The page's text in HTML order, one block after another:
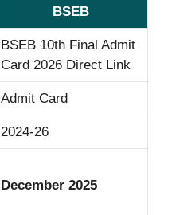
BSEB
BSEB 10th Final Admit
Card 2026 Direct Link
Admit Card
2024-26
December 2025